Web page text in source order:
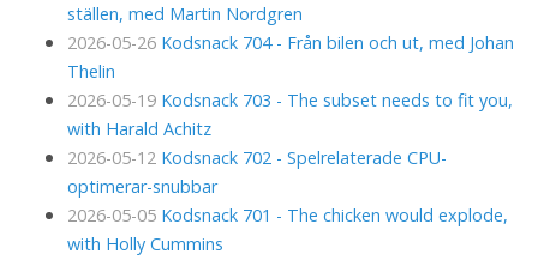
ställen, med Martin Nordgren
2026-05-26 Kodsnack 704 - Från bilen och ut, med Johan
Thelin
2026-05-19 Kodsnack 703 - The subset needs to fit you,
with Harald Achitz
2026-05-12 Kodsnack 702 - Spelrelaterade CPU-
optimerar-snubbar
2026-05-05 Kodsnack 701 - The chicken would explode,
with Holly Cummins